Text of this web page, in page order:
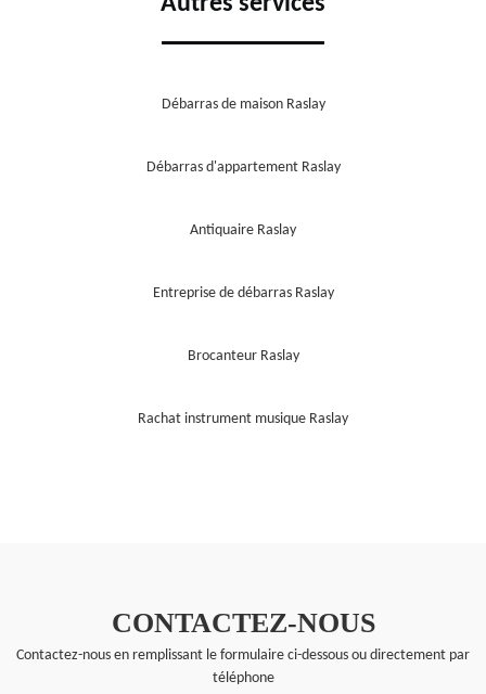
Débarras de maison Raslay
Débarras d'appartement Raslay
Antiquaire Raslay
Entreprise de débarras Raslay
Brocanteur Raslay
Rachat instrument musique Raslay
CONTACTEZ-NOUS
Contactez-nous en remplissant le formulaire ci-dessous ou directement par
téléphone